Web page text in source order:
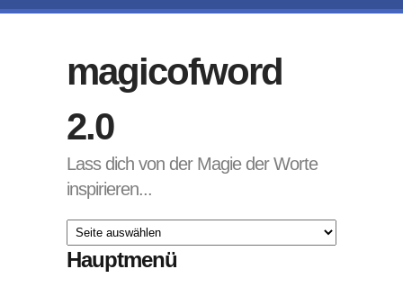
magicofword
2.0
Lass dich von der Magie der Worte
inspirieren...
Hauptmenü